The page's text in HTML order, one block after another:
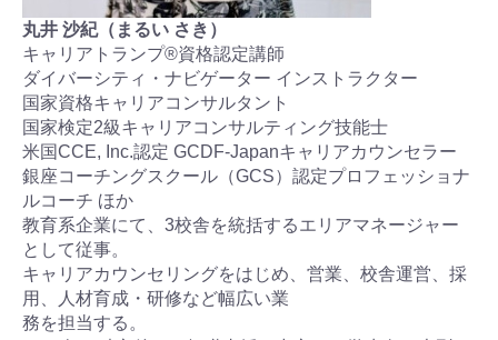
丸井 沙紀（まるい さき）
キャリアトランプ®資格認定講師
ダイバーシティ・ナビゲーター インストラクター
国家資格キャリアコンサルタント
国家検定2級キャリアコンサルティング技能士
米国CCE, Inc.認定 GCDF-Japanキャリアカウンセラー
銀座コーチングスクール（GCS）認定プロフェッショナ
ルコーチ ほか
教育系企業にて、3校舎を統括するエリアマネージャー
として従事。
キャリアカウンセリングをはじめ、営業、校舎運営、採
用、人材育成・研修など幅広い業
務を担当する。